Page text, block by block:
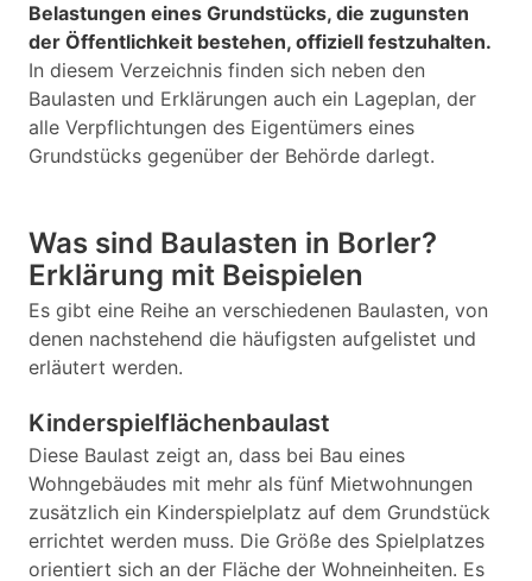
Belastungen eines Grundstücks, die zugunsten
der Öffentlichkeit bestehen, offiziell festzuhalten.
In diesem Verzeichnis finden sich neben den
Baulasten und Erklärungen auch ein Lageplan, der
alle Verpflichtungen des Eigentümers eines
Grundstücks gegenüber der Behörde darlegt.
Was sind Baulasten in Borler?
Erklärung mit Beispielen
Es gibt eine Reihe an verschiedenen Baulasten, von
denen nachstehend die häufigsten aufgelistet und
erläutert werden.
Kinderspielflächenbaulast
Diese Baulast zeigt an, dass bei Bau eines
Wohngebäudes mit mehr als fünf Mietwohnungen
zusätzlich ein Kinderspielplatz auf dem Grundstück
errichtet werden muss. Die Größe des Spielplatzes
orientiert sich an der Fläche der Wohneinheiten. Es